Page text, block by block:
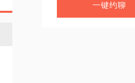
一键约聊